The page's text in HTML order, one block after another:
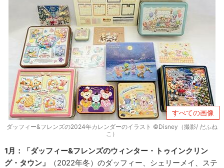
すべての画像
ダッフィー&フレンズの2024年カレンダーのイラスト ©Disney（撮影/ だふね
こ）
1月：「ダッフィー&フレンズのウィンター・トゥインクリン
グ・タウン」
（2022年冬）のダッフィー、シェリーメイ、ステ